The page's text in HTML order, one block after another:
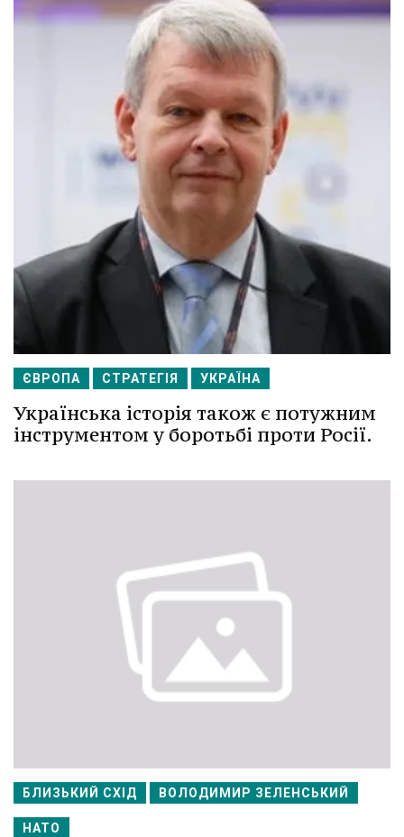
ЄВРОПА СТРАТЕГІЯ УКРАЇНА
Українська історія також є потужним
інструментом у боротьбі проти Росії.
БЛИЗЬКИЙ СХІД ВОЛОДИМИР ЗЕЛЕНСЬКИЙ
НАТО